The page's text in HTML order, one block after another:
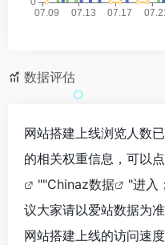
数据评估
网站搭建上线浏览人数
的相关权重信息，可以
""Chinaz数据
"进入
议大家请以爱站数据为
网站搭建上线的访问速